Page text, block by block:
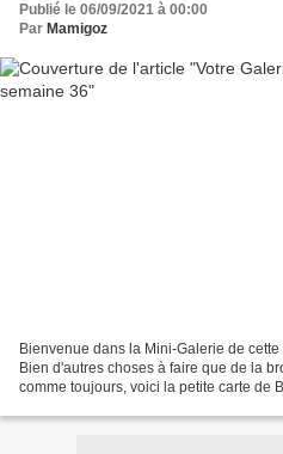
Publié le 06/09/2021 à 00:00
Par Mamigoz
Bienvenue dans la Mini-Galerie de cette
Bien d'autres choses à faire que de la
comme toujours, voici la petite carte de